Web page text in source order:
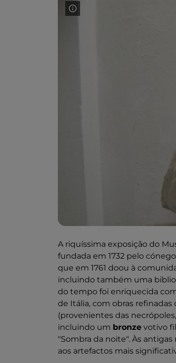
A riquíssima exposição do
fundada em 1732 pelo
que em 1761 doou à
incluindo também uma
do tempo foi enriquecida
de Itália, com obras refinadas
(provenientes das
incluindo um bronze votivo
"Sombra da noite". Às
aos artefactos mais